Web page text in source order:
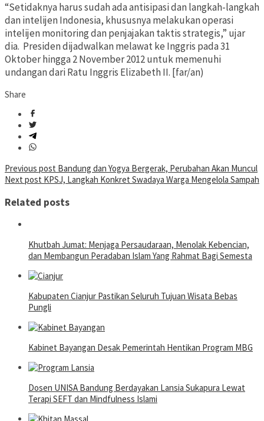
“Setidaknya harus sudah ada antisipasi dan langkah-langkah
dan intelijen Indonesia, khususnya melakukan operasi
intelijen monitoring dan penjajakan taktis strategis,” ujar
dia. Presiden dijadwalkan melawat ke Inggris pada 31
Oktober hingga 2 November 2012 untuk memenuhi
undangan dari Ratu Inggris Elizabeth II. [far/an)
Share
Post
navigation
Previous post Bandung dan Yogya Bergerak, Perubahan Akan Muncul
Next post KPSJ, Langkah Konkret Swadaya Warga Mengelola Sampah
Related posts
Khutbah Jumat: Menjaga Persaudaraan, Menolak Kebencian,
dan Membangun Peradaban Islam Yang Rahmat Bagi Semesta
Kabupaten Cianjur Pastikan Seluruh Tujuan Wisata Bebas
Pungli
Kabinet Bayangan Desak Pemerintah Hentikan Program MBG
Dosen UNISA Bandung Berdayakan Lansia Sukapura Lewat
Terapi SEFT dan Mindfulness Islami